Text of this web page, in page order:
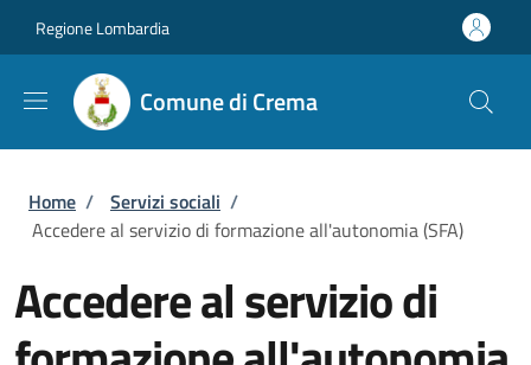
Regione Lombardia
Comune di Crema
Briciole di pane
Home / Servizi sociali /
Accedere al servizio di formazione all'autonomia (SFA)
Accedere al servizio di